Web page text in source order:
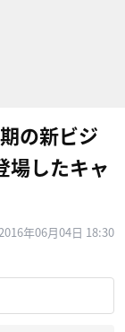
の新ビジ
場したキャ
年06月04日 18:30